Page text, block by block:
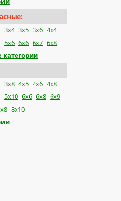
3x4 3x5 3x6 4x4
5x6 6x6 6x7 6x8
категории
3x8 4x5 4x6 4x8
5x10 6x6 6x8 6x9
8x10